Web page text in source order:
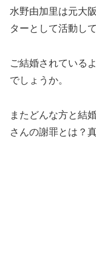
水野由加里は元大
ターとして活動し
ご結婚されている
でしょうか。
またどんな方と結
さんの謝罪とは？